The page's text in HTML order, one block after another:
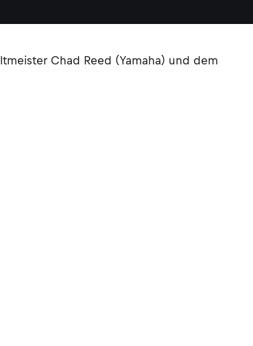
Chad Reed (Yamaha) und dem